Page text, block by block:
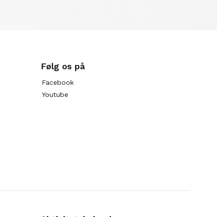
Følg os på
Facebook
Youtube